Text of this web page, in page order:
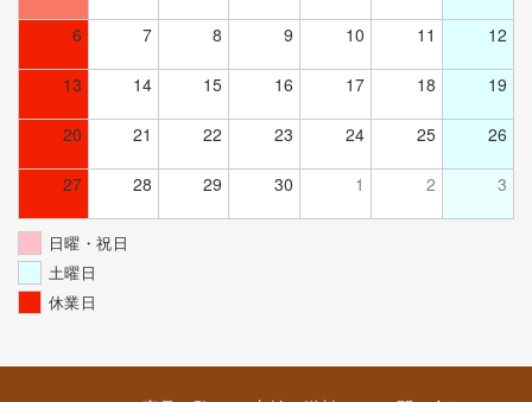
6 7 8 9 10 11 12
13 14 15 16 17 18 19
20 21 22 23 24 25 26
27 28 29 30 1 2 3
日曜・祝日
土曜日
休業日